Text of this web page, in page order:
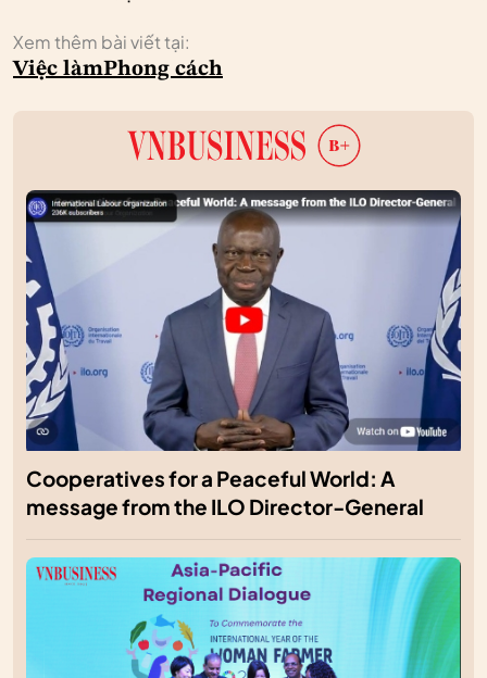
Xem thêm bài viết tại:
Việc làmPhong cách
Cooperatives for a Peaceful World: A
message from the ILO Director-General